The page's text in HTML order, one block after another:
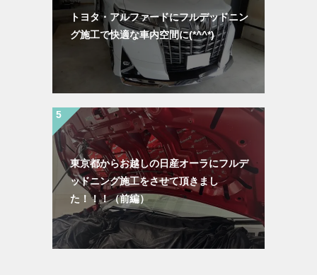
トヨタ・アルファードにフルデッドニン
グ施工で快適な車内空間に(*^^*)
東京都からお越しの日産オーラにフルデ
ッドニング施工をさせて頂きまし
た！！！（前編）